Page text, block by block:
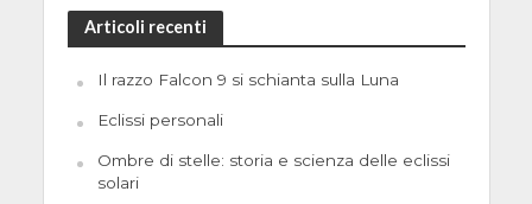
Articoli recenti
Il razzo Falcon 9 si schianta sulla Luna
Eclissi personali
Ombre di stelle: storia e scienza delle eclissi
solari